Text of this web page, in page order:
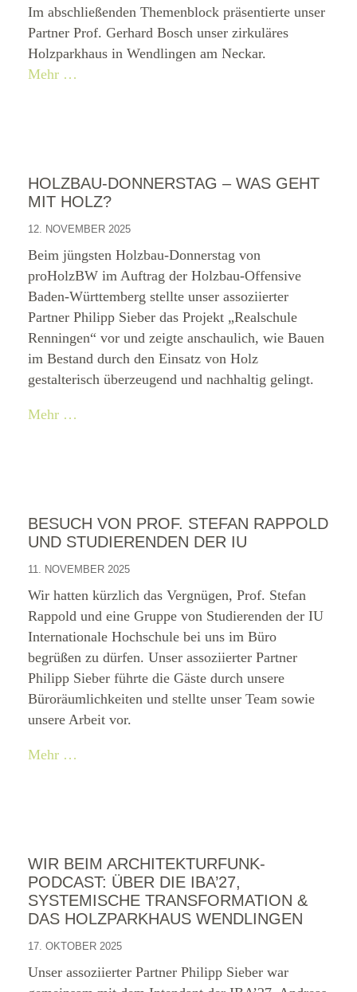
Im abschließenden Themenblock präsentierte unser
Partner Prof. Gerhard Bosch unser zirkuläres
Holzparkhaus in Wendlingen am Neckar.
Mehr …
HOLZBAU-DONNERSTAG – WAS GEHT
MIT HOLZ?
12. NOVEMBER 2025
Beim jüngsten Holzbau-Donnerstag von
proHolzBW im Auftrag der Holzbau-Offensive
Baden-Württemberg stellte unser assoziierter
Partner Philipp Sieber das Projekt „Realschule
Renningen“ vor und zeigte anschaulich, wie Bauen
im Bestand durch den Einsatz von Holz
gestalterisch überzeugend und nachhaltig gelingt.
Mehr …
BESUCH VON PROF. STEFAN RAPPOLD
UND STUDIERENDEN DER IU
11. NOVEMBER 2025
Wir hatten kürzlich das Vergnügen, Prof. Stefan
Rappold und eine Gruppe von Studierenden der IU
Internationale Hochschule bei uns im Büro
begrüßen zu dürfen. Unser assoziierter Partner
Philipp Sieber führte die Gäste durch unsere
Büroräumlichkeiten und stellte unser Team sowie
unsere Arbeit vor.
Mehr …
WIR BEIM ARCHITEKTURFUNK-
PODCAST: ÜBER DIE IBA’27,
SYSTEMISCHE TRANSFORMATION &
DAS HOLZPARKHAUS WENDLINGEN
17. OKTOBER 2025
Unser assoziierter Partner Philipp Sieber war